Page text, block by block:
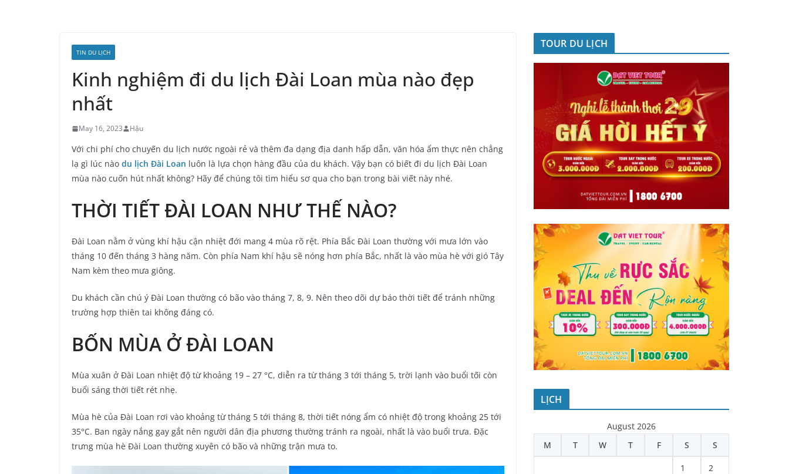
TIN DU LỊCH
Kinh nghiệm đi du lịch Đài Loan mùa nào đẹp
nhất
May 16, 2023 Hậu
Với chi phí cho chuyến du lịch nước ngoài rẻ và thêm đa dạng địa danh hấp dẫn, văn hóa ẩm thực nên chẳng
lạ gì lúc nào du lịch Đài Loan luôn là lựa chọn hàng đầu của du khách. Vậy bạn có biết đi du lịch Đài Loan
mùa nào cuốn hút nhất không? Hãy để chúng tôi tìm hiểu sơ qua cho bạn trong bài viết này nhé.
THỜI TIẾT ĐÀI LOAN NHƯ THẾ NÀO?
Đài Loan nằm ở vùng khí hậu cận nhiệt đới mang 4 mùa rõ rệt. Phía Bắc Đài Loan thường với mưa lớn vào
tháng 10 đến tháng 3 hàng năm. Còn phía Nam khí hậu sẽ nóng hơn phía Bắc, nhất là vào mùa hè với gió Tây
Nam kèm theo mưa giông.
Du khách cần chú ý Đài Loan thường có bão vào tháng 7, 8, 9. Nên theo dõi dự báo thời tiết để tránh những
trường hợp thiên tai không đáng có.
BỐN MÙA Ở ĐÀI LOAN
Mùa xuân ở Đài Loan nhiệt độ từ khoảng 19 – 27 °C, diễn ra từ tháng 3 tới tháng 5, trời lạnh vào buổi tối còn
buổi sáng thời tiết rét nhẹ.
Mùa hè của Đài Loan rơi vào khoảng từ tháng 5 tới tháng 8, thời tiết nóng ẩm có nhiệt độ trong khoảng 25 tới
35°C. Ban ngày nắng gay gắt nên người dân địa phương thường tránh ra ngoài, nhất là vào buổi trưa. Đặc
trưng mùa hè Đài Loan thường xuyên có bão và những trận mưa to.
TOUR DU LỊCH
LỊCH
August 2026
M
T W T F S S
1 2